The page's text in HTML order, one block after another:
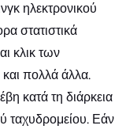
ηλεκτρονικού
στατιστικά
κλικ των
πολλά άλλα.
κατά τη διάρκεια
ταχυδρομείου. Εάν